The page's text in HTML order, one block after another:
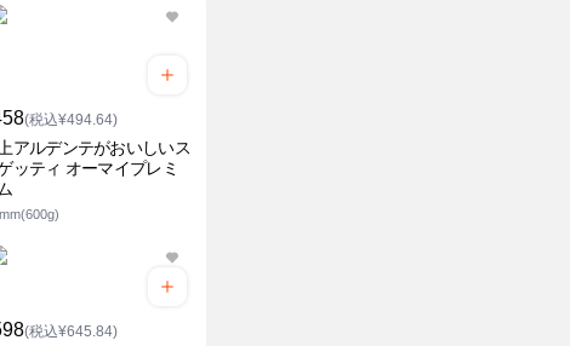
(税込¥494.64)
アルデンテがおいしいス
ッティ オーマイプレミ
(税込¥645.84)